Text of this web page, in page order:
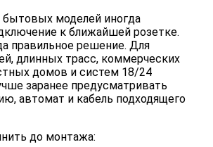
моделей иногда
к ближайшей розетке.
правильное решение. Для
длинных трасс, коммерческих
домов и систем 18/24
заранее предусматривать
автомат и кабель подходящего
до монтажа: